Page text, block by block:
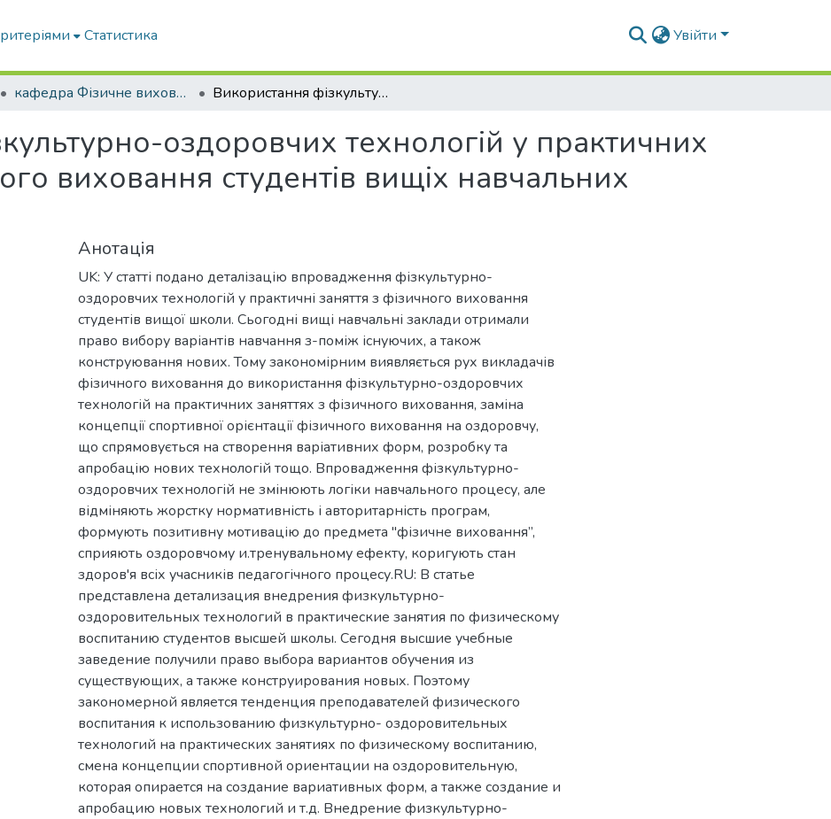
Статистика Увійти
кафедра Фізичне виховання і спорт Використання фізкультурно-оздоровчих технологій у практичних заняттях з фізичного виховання студентів вищіх навчальних закладів
оздоровчих технологій у практичних
виховання студентів вищіх навчальних
Анотація
UK: У статті подано деталізацію впровадження фізкультурно-
оздоровчих технологій у практичні заняття з фізичного виховання
студентів вищої школи. Сьогодні вищі навчальні заклади отримали
право вибору варіантів навчання з-поміж існуючих, а також
конструювання нових. Тому закономірним виявляється рух викладачів
фізичного виховання до використання фізкультурно-оздоровчих
технологій на практичних заняттях з фізичного виховання, заміна
концепції спортивної орієнтації фізичного виховання на оздоровчу,
що спрямовується на створення варіативних форм, розробку та
апробацію нових технологій тощо. Впровадження фізкультурно-
оздоровчих технологій не змінюють логіки навчального процесу, але
відміняють жорстку нормативність і авторитарність програм,
формують позитивну мотивацію до предмета "фізичне виховання”,
сприяють оздоровчому и.тренувальному ефекту, коригують стан
здоров'я всіх учасників педагогічного процесу.RU: В статье
представлена детализация внедрения физкультурно-
оздоровительных технологий в практические занятия по физическому
воспитанию студентов высшей школы. Сегодня высшие учебные
заведение получили право выбора вариантов обучения из
существующих, а также конструирования новых. Поэтому
закономерной является тенденция преподавателей физического
воспитания к использованию физкультурно- оздоровительных
технологий на практических занятиях по физическому воспитанию,
смена концепции спортивной ориентации на оздоровительную,
которая опирается на создание вариативных форм, а также создание и
апробацию новых технологий и т.д. Внедрение физкультурно-